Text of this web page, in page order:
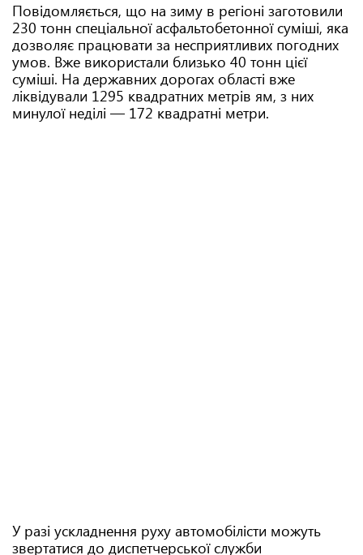
Повідомляється, що на зиму в регіоні заготовили
230 тонн спеціальної асфальтобетонної суміші, яка
дозволяє працювати за несприятливих погодних
умов. Вже використали близько 40 тонн цієї
суміші. На державних дорогах області вже
ліквідували 1295 квадратних метрів ям, з них
минулої неділі — 172 квадратні метри.
У разі ускладнення руху автомобілісти можуть
звертатися до диспетчерської служби